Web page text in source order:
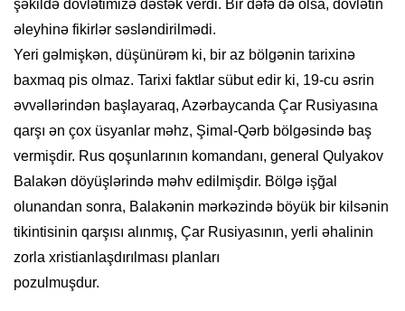
şəkildə dövlətimizə dəstək verdi. Bir dəfə də olsa, dövlətin
əleyhinə fikirlər səsləndirilmədi.
Yeri gəlmişkən, düşünürəm ki, bir az bölgənin tarixinə
baxmaq pis olmaz. Tarixi faktlar sübut edir ki, 19-cu əsrin
əvvəllərindən başlayaraq, Azərbaycanda Çar Rusiyasına
qarşı ən çox üsyanlar məhz, Şimal-Qərb bölgəsində baş
vermişdir. Rus qoşunlarının komandanı, general Qulyakov
Balakən döyüşlərində məhv edilmişdir. Bölgə işğal
olunandan sonra, Balakənin mərkəzində böyük bir kilsənin
tikintisinin qarşısı alınmış, Çar Rusiyasının, yerli əhalinin
zorla xristianlaşdırılması planları
pozulmuşdur.